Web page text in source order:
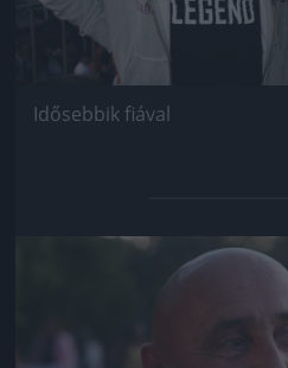
Idősebbik fiával
Jön még